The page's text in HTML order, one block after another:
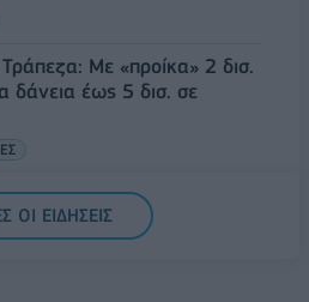
Με «προίκα» 2 δισ.
δάνεια έως 5 δισ. σε
Πού βρίσκεται η
μετάβαση
ΟΙ ΕΙΔΗΣΕΙΣ